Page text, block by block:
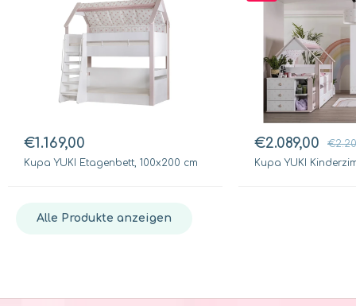
€1.169,00
Kupa YUKI Etagenbett, 100x200 cm
€2.089,00
Kupa YUKI
Alle Produkte anzeigen